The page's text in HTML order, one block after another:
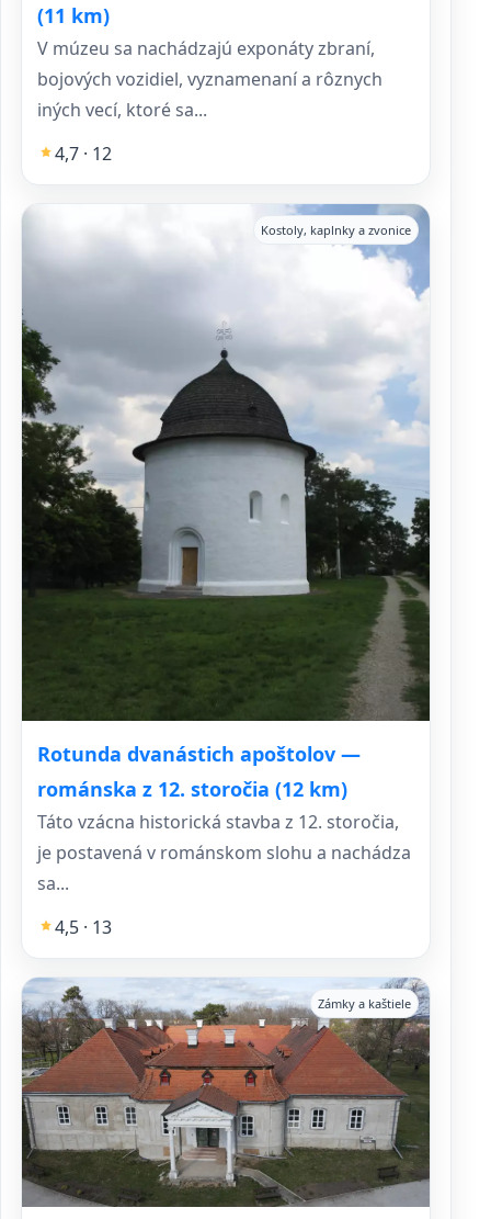
(11 km)
V múzeu sa nachádzajú exponáty zbraní,
bojových vozidiel, vyznamenaní a rôznych
iných vecí, ktoré sa...
4,7 · 12
Rotunda dvanástich apoštolov —
románska z 12. storočia (12 km)
Kostoly, kaplnky a zvonice
Táto vzácna historická stavba z 12. storočia,
je postavená v románskom slohu a nachádza
sa...
4,5 · 13
Zámky a kaštiele